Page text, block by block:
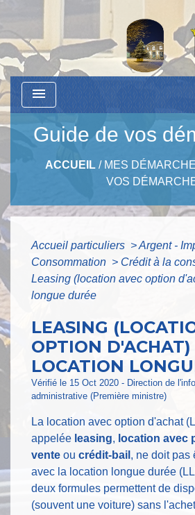
menu
Guide de vos
ACCUEIL/ MES
VOS
Accueil particuliers >Argent -
Consommation > Crédit à la
Leasing (location avec option
longue durée
LEASING
OPTION D'ACHAT)
LOCATION
Vérifié le 15 Oct 2020 - Direction de
administrative (Première ministre)
La location avec option d'achat
appelée leasing, location avec
vente ou crédit-bail , ne doit pas
avec la location longue durée
deux formules permettent de
(souvent une voiture) sans